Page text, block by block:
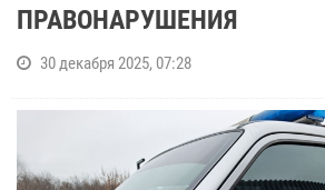
ПРАВОНАРУШЕНИЯ
30 декабря 2025, 07:28